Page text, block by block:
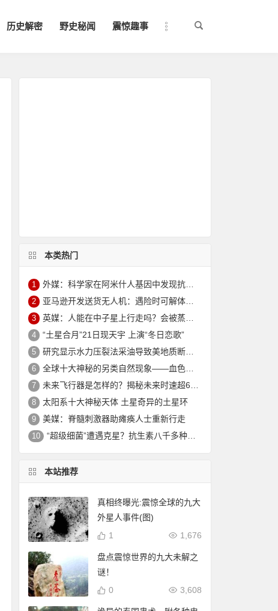
历史解密 野史秘闻 震惊趣事
本类热门
1 外媒：科学家在阿米什人基因中发现抗衰老突变 可延寿10年
2 亚马逊开发送货无人机：遇险时可解体坠入安全地
3 英媒：人能在中子星上行走吗？会被蒸发电离
4 “土星合月”21日现天宇 上演“冬日恋歌”
5 研究显示水力压裂法采油导致美地质断层重新活跃
6 全球十大神秘的另类自然现象——血色瀑布_大火瀑布_磁山等！
7 未来飞行器是怎样的？揭秘未来时速超6000公里的飞行器
8 太阳系十大神秘天体 土星奇异的土星环
9 美媒：脊髓刺激器助瘫痪人士重新行走
10 “超级细菌”遭遇克星？抗生素八千多种新组合效果惊人
本站推荐
真相终曝光:震惊全球的九大
外星人事件(图)
1,676
1
盘点震惊世界的九大未解之
谜！
3,608
0